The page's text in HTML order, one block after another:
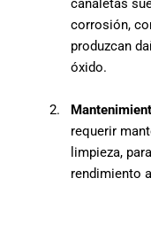
canaletas
corrosión,
produzcan
óxido.
2.
requerir
limpieza,
rendimiento